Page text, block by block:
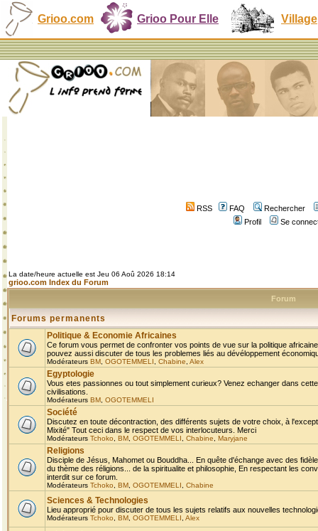
Grioo.com Grioo Pour Elle Village
RSS FAQ
Rechercher
Profil
Se
La date/heure actuelle est Jeu 06 Aoû 2026 18:14
grioo.com Index du Forum
Forum
Forums permanents
Politique & Economie Africaines
Ce forum vous permet de confronter vos points de vue sur la politique
pouvez aussi discuter de tous les problemes liés au dévéloppement
Modérateurs BM OGOTEMMELI Chabine Alex
Egyptologie
Vous etes passionnes ou tout simplement curieux? Venez echanger dans
civilisations.
Modérateurs BM OGOTEMMELI
Société
Discutez en toute décontraction, des différents sujets de votre choix, à
Mixité" Tout ceci dans le respect de vos interlocuteurs. Merci
Modérateurs Tchoko BM OGOTEMMELI Chabine Maryjane
Religions
Disciple de Jésus, Mahomet ou Bouddha... En quête d'échange avec des
du thème des réligions... de la spiritualite et philosophie, En respectant les
interdit sur ce forum.
Modérateurs Tchoko BM OGOTEMMELI Chabine
Sciences & Technologies
Lieu approprié pour discuter de tous les sujets relatifs aux nouvelles
Modérateurs Tchoko BM OGOTEMMELI Alex